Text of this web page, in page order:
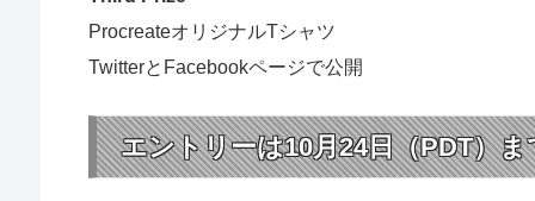
ProcreateオリジナルTシャツ
TwitterとFacebookページで公開
エントリーは10月24日（PDT）ま